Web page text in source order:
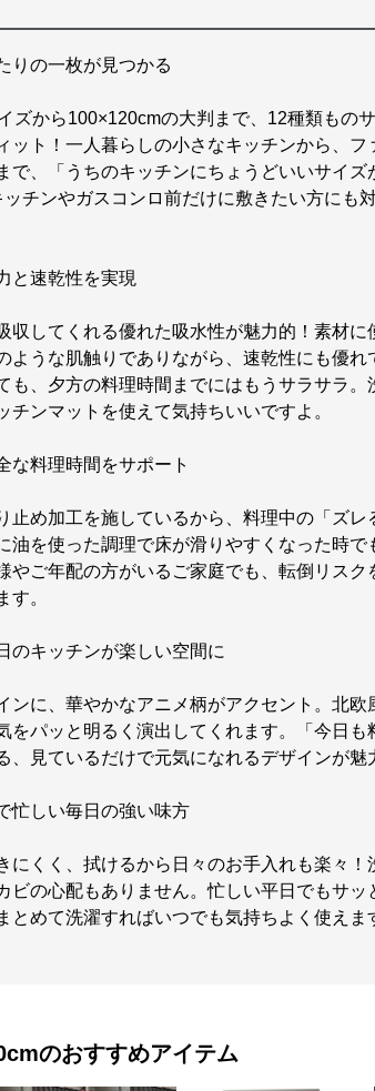
りの一枚が見つかる
ズから100×120cmの大判まで、12種類もの
ット！一人暮らしの小さなキッチンから、フ
で、「うちのキッチンにちょうどいいサイ
チンやガスコンロ前だけに敷きたい方にも
と速乾性を実現
収してくれる優れた吸水性が魅力的！素材に
ような肌触りでありながら、速乾性にも優れ
も、夕方の料理時間までにはもうサラサラ。
チンマットを使えて気持ちいいですよ。
な料理時間をサポート
止め加工を施しているから、料理中の「ズレ
油を使った調理で床が滑りやすくなった時で
やご年配の方がいるご家庭でも、転倒リスク
す。
のキッチンが楽しい空間に
ンに、華やかなアニメ柄がアクセント。北欧
をパッと明るく演出してくれます。「今日も
、見ているだけで元気になれるデザインが魅
忙しい毎日の強い味方
にくく、拭けるから日々のお手入れも楽々！
ビの心配もありません。忙しい平日でもサッ
とめて洗濯すればいつでも気持ちよく使えま
のおすすめアイテム